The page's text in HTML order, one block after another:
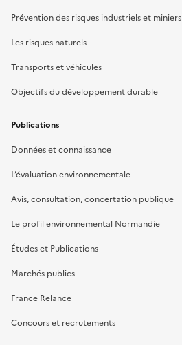
Prévention des risques industriels et miniers
Les risques naturels
Transports et véhicules
Objectifs du développement durable
Publications
Données et connaissance
L’évaluation environnementale
Avis, consultation, concertation publique
Le profil environnemental Normandie
Études et Publications
Marchés publics
France Relance
Concours et recrutements